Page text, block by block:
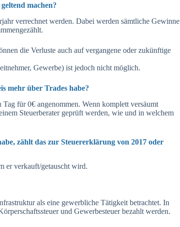
machen?
verrechnet werden. Dabei werden sämtliche Gewinne
die Verluste auch auf vergangene oder zukünftige
Gewerbe) ist jedoch nicht möglich.
mehr über Trades habe?
für 0€ angenommen. Wenn komplett versäumt
Steuerberater geprüft werden, wie und in welchem
zählt das zur Steuererklärung von 2017 oder
er verkauft/getauscht wird.
als eine gewerbliche Tätigkeit betrachtet. In
und Gewerbesteuer bezahlt werden.